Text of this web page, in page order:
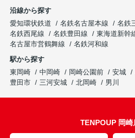
沿線から探す
愛知環状鉄道
名鉄名古屋本線 名鉄
名鉄西尾線
名鉄豊田線 東海道新幹
名古屋市営鶴舞線
名鉄河和線
駅から探す
東岡崎
中岡崎 岡崎公園前 安城
豊田市
三河安城 北岡崎 男川
TENPOUP 岡崎